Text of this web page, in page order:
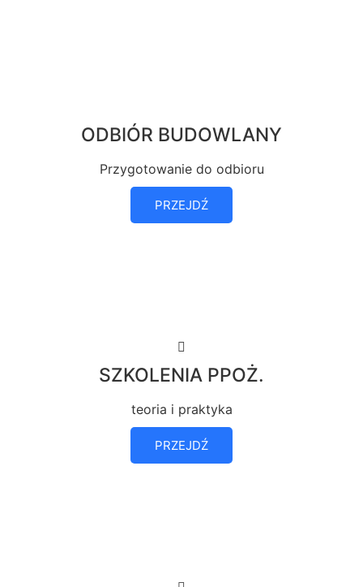
ODBIÓR BUDOWLANY
Przygotowanie do odbioru
PRZEJDŹ
SZKOLENIA PPOŻ.
teoria i praktyka
PRZEJDŹ